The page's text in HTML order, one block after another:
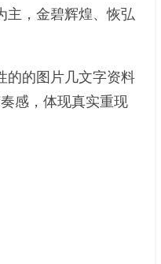
主，金碧辉煌、恢弘
的的图片几文字资料
感，体现真实重现